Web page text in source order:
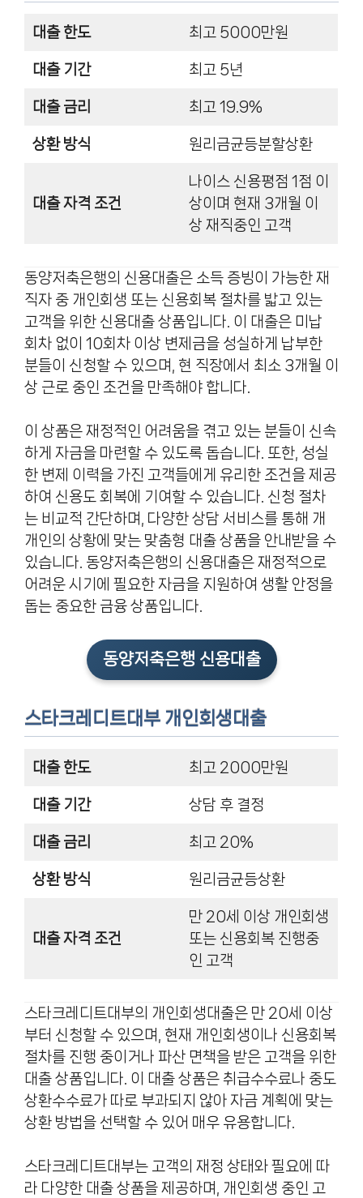
대출 한도 최고 5000만원
대출 기간 최고 5년
대출 금리 최고 19.9%
상환 방식 원리금균등분할상환
대출 자격 조건
나이스 신용평점 1점 이
상이며 현재 3개월 이
상 재직중인 고객
동양저축은행의 신용대출은 소득 증빙이 가능한 재
직자 중 개인회생 또는 신용회복 절차를 밟고 있는
고객을 위한 신용대출 상품입니다. 이 대출은 미납
회차 없이 10회차 이상 변제금을 성실하게 납부한
분들이 신청할 수 있으며, 현 직장에서 최소 3개월 이
상 근로 중인 조건을 만족해야 합니다.
이 상품은 재정적인 어려움을 겪고 있는 분들이 신속
하게 자금을 마련할 수 있도록 돕습니다. 또한, 성실
한 변제 이력을 가진 고객들에게 유리한 조건을 제공
하여 신용도 회복에 기여할 수 있습니다. 신청 절차
는 비교적 간단하며, 다양한 상담 서비스를 통해 개
개인의 상황에 맞는 맞춤형 대출 상품을 안내받을 수
있습니다. 동양저축은행의 신용대출은 재정적으로
어려운 시기에 필요한 자금을 지원하여 생활 안정을
돕는 중요한 금융 상품입니다.
동양저축은행 신용대출
스타크레디트대부 개인회생대출
대출 한도 최고 2000만원
대출 기간 상담 후 결정
대출 금리 최고 20%
상환 방식 원리금균등상환
대출 자격 조건
만 20세 이상 개인회생
또는 신용회복 진행중
인 고객
스타크레디트대부의 개인회생대출은 만 20세 이상
부터 신청할 수 있으며, 현재 개인회생이나 신용회복
절차를 진행 중이거나 파산 면책을 받은 고객을 위한
대출 상품입니다. 이 대출 상품은 취급수수료나 중도
상환수수료가 따로 부과되지 않아 자금 계획에 맞는
상환 방법을 선택할 수 있어 매우 유용합니다.
스타크레디트대부는 고객의 재정 상태와 필요에 따
라 다양한 대출 상품을 제공하며, 개인회생 중인 고